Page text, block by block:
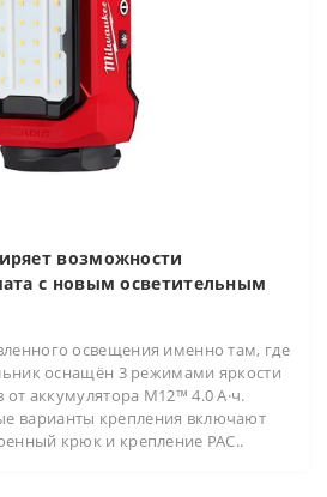
возможности
с новым осветительным
освещения именно там, где
оснащён 3 режимами яркости
от аккумулятора M12™ 4.0 А·ч.
варианты крепления включают
крюк и крепление PAC..